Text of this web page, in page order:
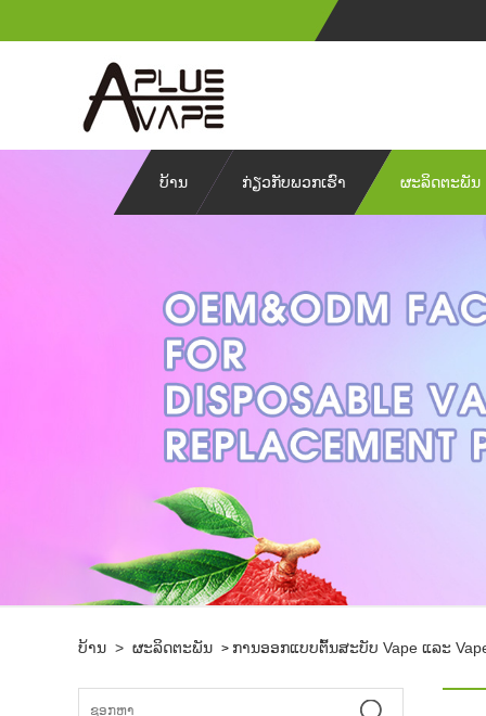
ບ້ານ ກ່ຽວກັບພວກເຮົາ ຜະລິດຕະພັນ
ບ້ານ > ຜະລິດຕະພັນ > ການອອກແບບຕົ້ນສະບັບ Vape ແລະ